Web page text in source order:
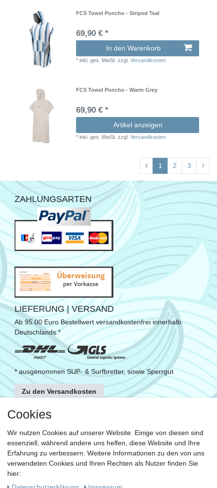
FCS Towel Poncho - Striped Teal
69,90 € *
In den Warenkorb
*inkl. ges. MwSt. zzgl.Versandkosten
FCS Towel Poncho - Warm Grey
69,90 € *
Artikel anzeigen
*inkl. ges. MwSt. zzgl.Versandkosten
1 2 3
ZAHLUNGSARTEN
LIEFERUNG | VERSAND
Ab 95.00 Euro Bestellwert versandkostenfrei innerhalb
Deutschlands.*
* ausgenommen SUP- & Surfbretter, sowie Sperrgut
Zu den Versandkosten
FOLGE UNS
KONTAKT
Fragen?
Ruf uns an, mein Team und ich helfen Dir gerne.
Cookies
Wir nutzen Cookies auf unserer Website. Einige von diesen sind
essenziell, während andere uns helfen, diese Website und Ihre
Erfahrung zu verbessern. Weitere Informationen zu den von uns
verwendeten Cookies und Ihren Rechten als Nutzer finden Sie
hier: